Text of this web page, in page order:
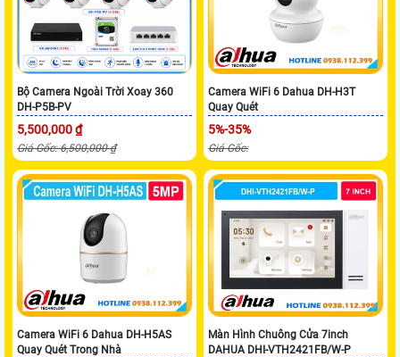
Bộ Camera Ngoài Trời Xoay 360
DH-P5B-PV
5,500,000 ₫
Giá Gốc: 6,500,000 ₫
Camera WiFi 6 Dahua DH-H3T
Quay Quét
5%-35%
Giá Gốc:
Camera WiFi 6 Dahua DH-H5AS
Quay Quét Trong Nhà
Màn Hình Chuông Cửa 7inch
DAHUA DHI-VTH2421FB/W-P